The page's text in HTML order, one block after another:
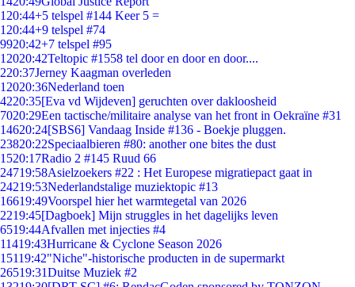
1 20:44+5 telspel #144 Keer 5 =
1 20:44+9 telspel #74
9920:42+7 telspel #95
12020:42Teltopic #1558 tel door en door en door....
220:37Jerney Kaagman overleden
12020:36Nederland toen
4220:35[Eva vd Wijdeven] geruchten over dakloosheid
7020:29Een tactische/militaire analyse van het front in Oekraïne #31
14620:24[SBS6] Vandaag Inside #136 - Boekje pluggen.
23820:22Speciaalbieren #80: another one bites the dust
1520:17Radio 2 #145 Ruud 66
24719:58Asielzoekers #22 : Het Europese migratiepact gaat in
24219:53Nederlandstalige muziektopic #13
16619:49Voorspel hier het warmtegetal van 2026
2219:45[Dagboek] Mijn struggles in het dagelijks leven
6519:44Afvallen met injecties #4
11419:43Hurricane & Cyclone Season 2026
15119:42"Niche"-historische producten in de supermarkt
26519:31Duitse Muziek #2